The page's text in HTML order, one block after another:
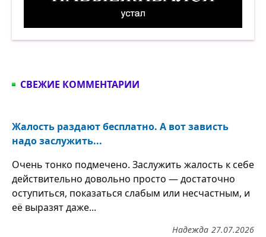
СВЕЖИЕ КОММЕНТАРИИ
Жалость раздают бесплатно. А вот зависть
надо заслужить...
Очень тонко подмечено. Заслужить жалость к себе
действительно довольно просто — достаточно
оступиться, показаться слабым или несчастным, и
её выразят даже...
27.07.2026
Надежда